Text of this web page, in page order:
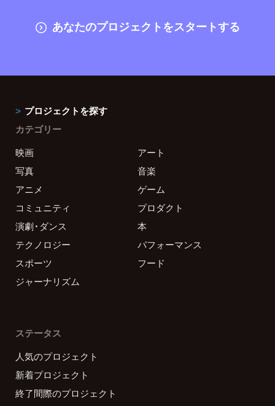
あなたのプロジェクトをスタートする
プロジェクトを探す
カテゴリー
映画
アート
写真
音楽
アニメ
ゲーム
コミュニティ
プロダクト
演劇・ダンス
本
テクノロジー
パフォーマンス
スポーツ
フード
ジャーナリズム
ステータス
人気のプロジェクト
新着プロジェクト
終了間際のプロジェクト